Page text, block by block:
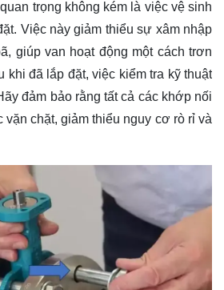
trọng không kém là việc vệ sinh
Việc này giảm thiểu sự xâm nhập
giúp van hoạt động một cách trơn
khi đã lắp đặt, việc kiểm tra kỹ thuật
đảm bảo rằng tất cả các khớp nối
chặt, giảm thiểu nguy cơ rò rỉ và